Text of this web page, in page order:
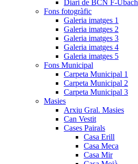
Diari de BCN F-Ubach
Fons fotogràfic
Galeria imatges 1
Galeria imatges 2
Galeria imatges 3
Galeria imatges 4
Galeria imatges 5
Fons Municipal
Carpeta Municipal 1
Carpeta Municipal 2
Carpeta Municipal 3
Masies
Arxiu Gral. Masies
Can Vestit
Cases Pairals
Casa Erill
Casa Meca
Casa Mir